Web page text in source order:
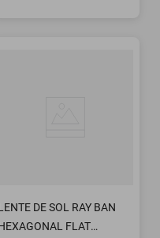
DE SOL RAY BAN
FLAT